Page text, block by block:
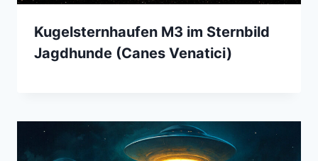
Kugelsternhaufen M3 im Sternbild
Jagdhunde (Canes Venatici)